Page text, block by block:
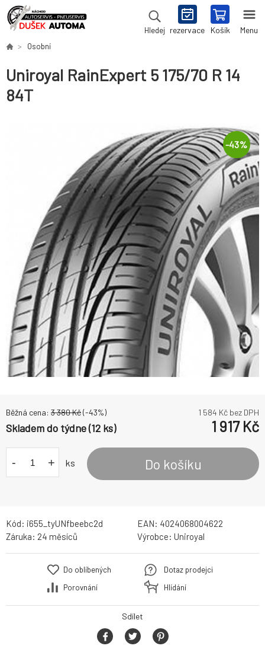
Hledej rezervace Košík Menu
Osobní
Uniroyal RainExpert 5 175/70 R 14
84T
-43%
Běžná cena: 3 380Kč(-43%) 1 584 Kč bez DPH
Skladem do týdne (12 ks) 1 917Kč
- + ks Do košíku
Kód: i655_tyUNfbeebc2d EAN: 4024068004622
Záruka: 24 měsíců Výrobce: Uniroyal
Do oblíbených
Porovnání
Dotaz prodejci
Hlídání
Sdílet